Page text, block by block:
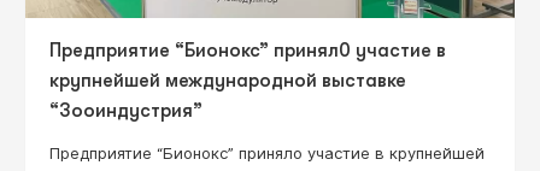
Предприятие “Бионокс” принял0 участие в
крупнейшей международной выставке
“Зооиндустрия”
Предприятие “Бионокс” приняло участие в крупнейшей